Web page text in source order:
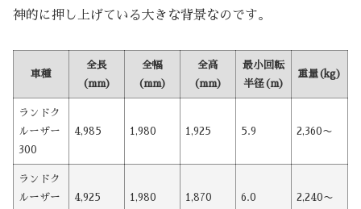
神的に押し上げている大きな背景なのです。
車種
全長
(mm)
全幅
(mm)
全高
(mm)
最小回転
半径(m)
重量(kg)
ランドク
ルーザー
300
4,985 1,980 1,925 5.9 2,360〜
ランドク
ルーザー
4,925 1,980 1,870 6.0 2,240〜